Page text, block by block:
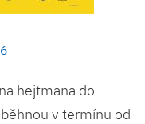
hejtmana do
v termínu od